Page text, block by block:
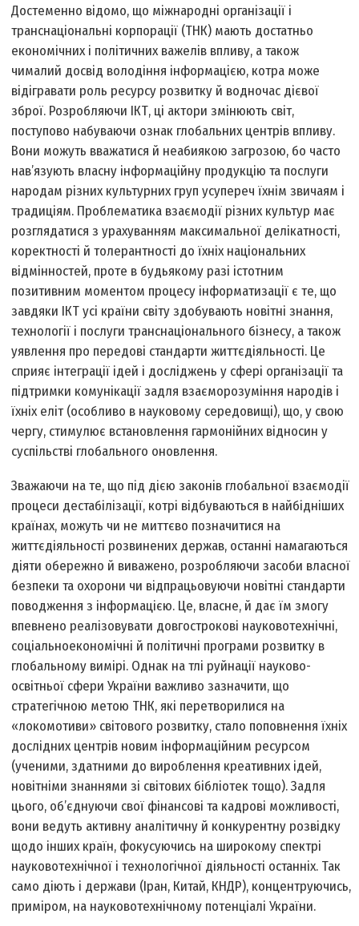
Достеменно відомо, що міжнародні організації і
транснаціональні корпорації (ТНК) мають достатньо
економічних і політичних важелів впливу, а також
чималий досвід володіння інформацією, котра може
відігравати роль ресурсу розвитку й водночас дієвої
зброї. Розробляючи ІКТ, ці актори змінюють світ,
поступово набуваючи ознак глобальних центрів впливу.
Вони можуть вважатися й неабиякою загрозою, бо часто
нав’язують власну інформаційну продукцію та послуги
народам різних культурних груп усупереч їхнім звичаям і
традиціям. Проблематика взаємодії різних культур має
розглядатися з урахуванням максимальної делікатності,
коректності й толерантності до їхніх національних
відмінностей, проте в будь­якому разі істотним
позитивним моментом процесу інформатизації є те, що
завдяки ІКТ усі країни світу здобувають новітні знання,
технології і послуги транснаціонального бізнесу, а також
уявлення про передові стандарти життєдіяльності. Це
сприяє інтеграції ідей і досліджень у сфері організації та
підтримки комунікації задля взаєморозуміння народів і
їхніх еліт (особливо в науковому середовищі), що, у свою
чергу, стимулює встановлення гармонійних відносин у
суспільстві глобального оновлення.
Зважаючи на те, що під дією законів глобальної взаємодії
процеси дестабілізації, котрі відбуваються в найбідніших
країнах, можуть чи не миттєво позначитися на
життєдіяльності розвинених держав, останні намагаються
діяти обережно й виважено, розробляючи засоби власної
безпеки та охорони чи відпрацьовуючи новітні стандарти
поводження з інформацією. Це, власне, й дає їм змогу
впевнено реалізовувати довгострокові науково­технічні,
соціально­економічні й політичні програми розвитку в
глобальному вимірі. Однак на тлі руйнації науково­
освітньої сфери України важливо зазначити, що
стратегічною метою ТНК, які перетворилися на
«локомотиви» світового розвитку, стало поповнення їхніх
дослідних центрів новим інформаційним ресурсом
(ученими, здатними до вироблення креативних ідей,
новітніми знаннями зі світових бібліотек тощо). Задля
цього, об’єднуючи свої фінансові та кадрові можливості,
вони ведуть активну аналітичну й конкурентну розвідку
щодо інших країн, фокусуючись на широкому спектрі
науково­технічної і технологічної діяльності останніх. Так
само діють і держави (Іран, Китай, КНДР), концентруючись,
приміром, на науково­технічному потенціалі України.